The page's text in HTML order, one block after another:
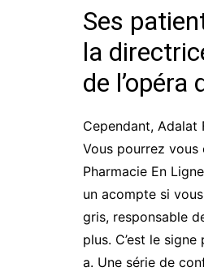
Ses
la
de
Cependant, Adalat
Vous pourrez vous
Pharmacie En
un acompte si
gris, responsable
plus. C’est le
a. Une série de